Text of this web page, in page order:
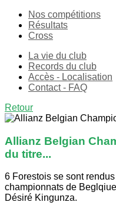
Nos compétitions
Résultats
Cross
La vie du club
Records du club
Accès - Localisation
Contact - FAQ
Retour
Allianz Belgian
du titre...
6 Forestois se sont
championnats de
Désiré Kingunza.